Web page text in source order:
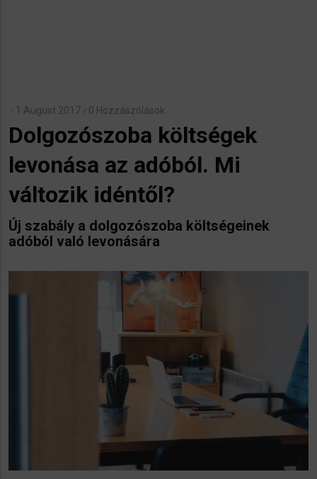
1 August 2017 / 0 Hozzászólások
Dolgozószoba költségek
levonása az adóból. Mi
változik idéntől?
Új szabály a dolgozószoba költségeinek
adóból való levonására